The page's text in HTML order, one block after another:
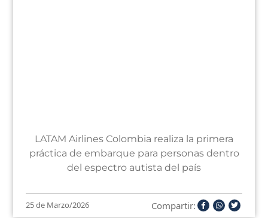
LATAM Airlines Colombia realiza la primera
práctica de embarque para personas dentro
del espectro autista del país
25 de Marzo/2026 Compartir: